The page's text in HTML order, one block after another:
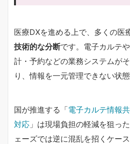
医療DXを進める上で、多くの医
技術的な分断です。電子カルテ
計・予約などの業務システムが
り、情報を一元管理できない状
国が推進する「電子カルテ情報
対応 」は現場負担の軽減を狙っ
ェーズでは逆に混乱を招くケー